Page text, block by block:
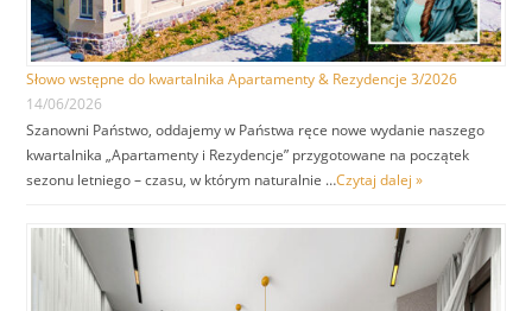
Słowo wstępne do kwartalnika Apartamenty & Rezydencje 3/2026
14/06/2026
Szanowni Państwo, oddajemy w Państwa ręce nowe wydanie naszego
kwartalnika „Apartamenty i Rezydencje” przygotowane na początek
sezonu letniego – czasu, w którym naturalnie …Czytaj dalej »